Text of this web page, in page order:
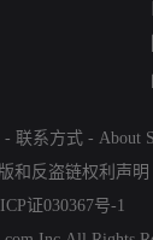
- 联系方式 - About
和反盗链权利声明
证030367号-1